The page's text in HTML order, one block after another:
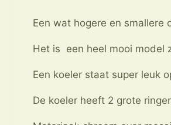
Een wat hogere en smallere
Het is een heel mooi model
Een koeler staat super leuk
De koeler heeft 2 grote